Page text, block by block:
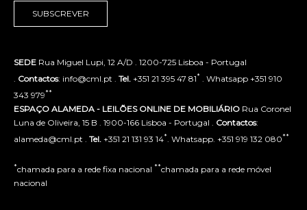
SUBSCREVER
SEDE Rua Miguel Lupi, 12 A/D . 1200-725 Lisboa - Portugal
Contactos: info@cml.pt . Tel. +351 21 395 47 81* . Whatsapp +351 910
343 979**
ESPAÇO ALAMEDA - LEILÕES ONLINE DE MOBILIÁRIO Rua Coronel
Luna de Oliveira, 15 B . 1900-166 Lisboa - Portugal . Contactos:
alameda@cml.pt . Tel. +351 21 131 93 14* . Whatsapp. +351 919 132 080**
*chamada para a rede fixa nacional **chamada para a rede móvel
nacional